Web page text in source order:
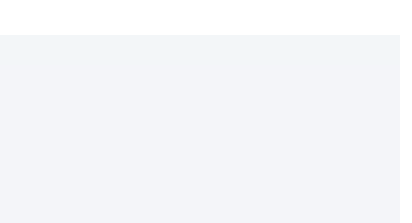
축. 올여름 인명·재산피해 최소화(1).hwpx
기반 재난대응체계 구축. 올여름 인명·재산피해 최소화(1).hwpx